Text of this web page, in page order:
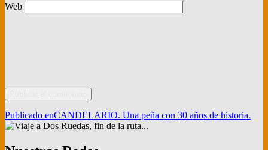
Web
Navegación
de
Publicado enCANDELARIO. Una peña con 30 años de historia.